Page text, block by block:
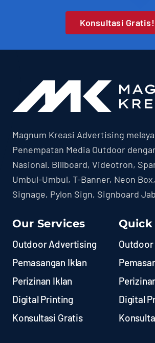
Konsultasi Gratis!
Magnum Kreasi Advertising
Penempatan Media Outdoor
Nasional. Billboard, Videotron,
Umbul-Umbul, T-Banner, Neon
Signage, Pylon Sign, Signboard
Our Services
Outdoor Advertising
Pemasangan Iklan
Perizinan Iklan
Digital Printing
Konsultasi Gratis
Digital